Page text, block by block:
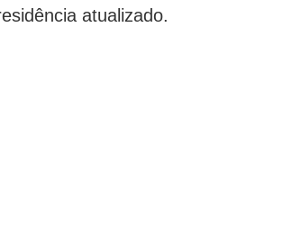
atualizado.